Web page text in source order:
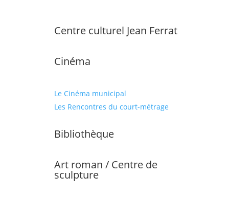
Centre culturel Jean Ferrat
Cinéma
Le Cinéma municipal
Les Rencontres du court-métrage
Bibliothèque
Art roman / Centre de
sculpture